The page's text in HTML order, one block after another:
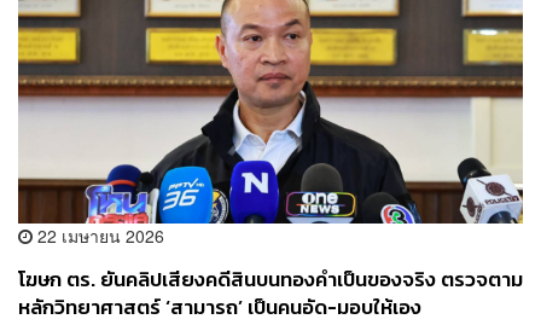
22 เมษายน 2026
โฆษก ตร. ยันคลิปเสียงคดีสินบนทองคำเป็นของจริง ตรวจตาม
หลักวิทยาศาสตร์ ‘สามารถ’ เป็นคนอัด-มอบให้เอง